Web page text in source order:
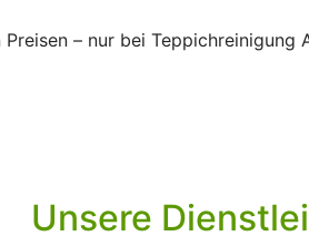
– nur bei Teppichreinigung
Unsere